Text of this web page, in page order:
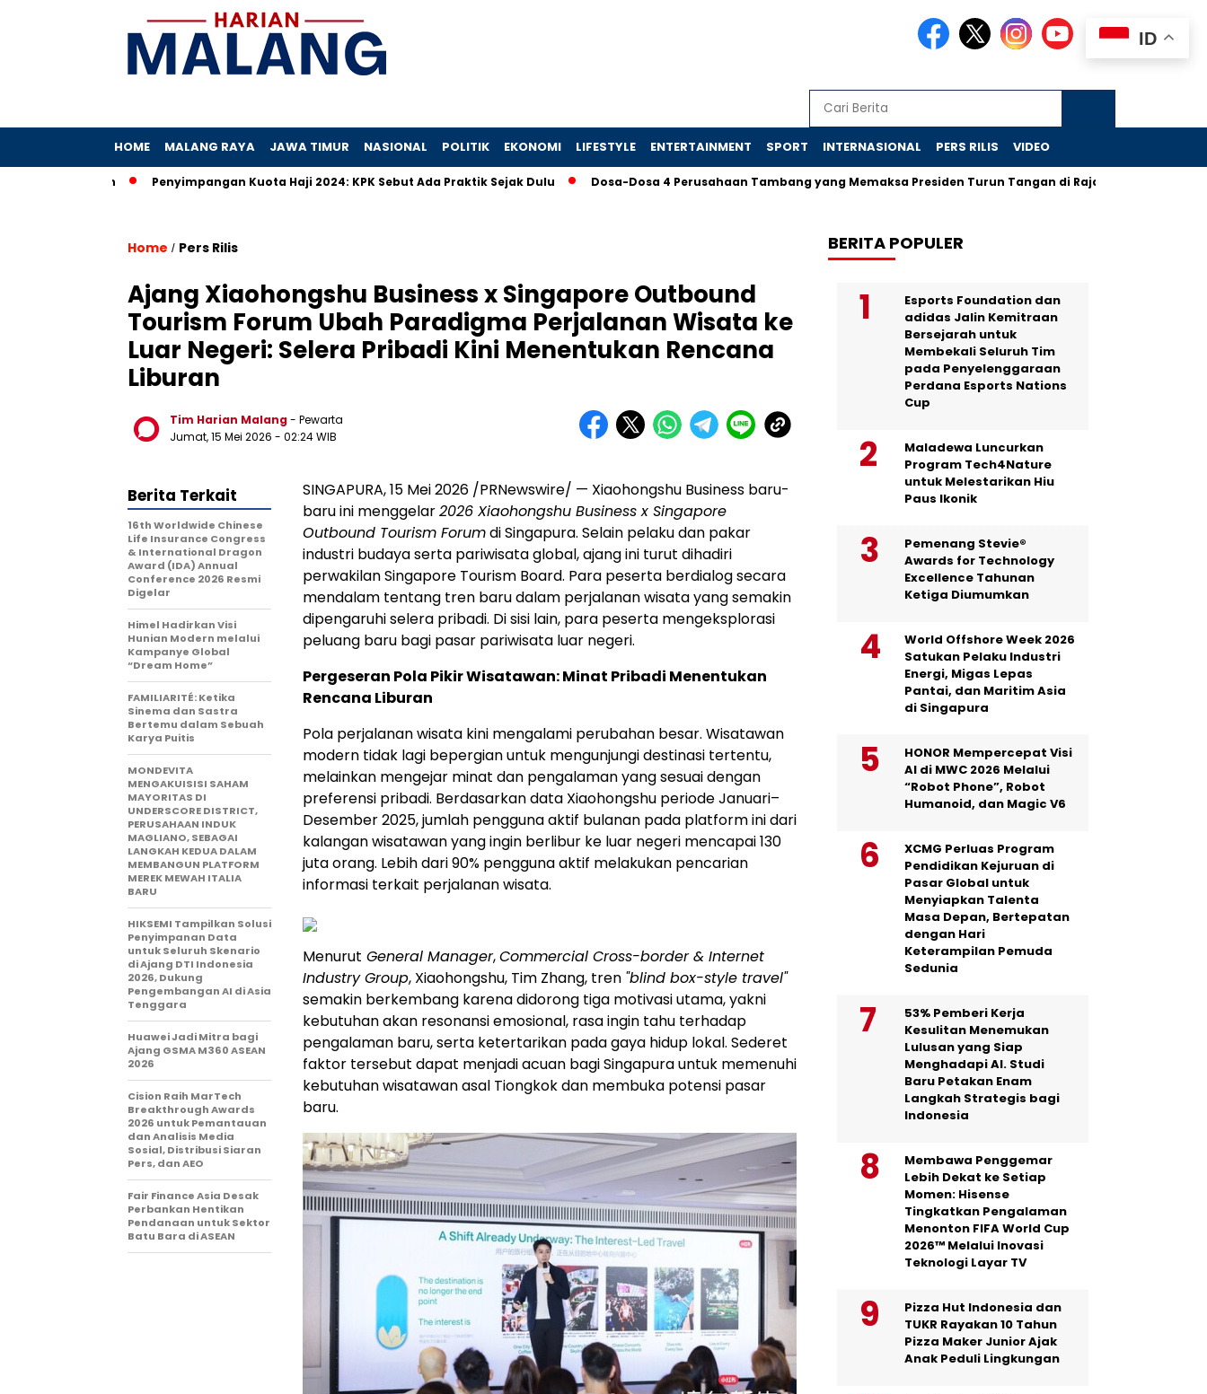
HOME MALANG RAYA JAWA TIMUR NASIONAL POLITIK EKONOMI LIFESTYLE ENTERTAINMENT SPORT INTERNASIONAL PERS RILIS VIDEO
Penyimpangan Kuota Haji 2024: KPK Sebut Ada Praktik Sejak Dulu Dosa-Dosa 4 Perusahaan Tambang yang Memaksa Presiden Turun Tangan di Raja Ampat
Home / Pers Rilis
Ajang Xiaohongshu Business x Singapore Outbound
Tourism Forum Ubah Paradigma Perjalanan Wisata ke
Luar Negeri: Selera Pribadi Kini Menentukan Rencana
Liburan
Tim Harian Malang- Pewarta
Jumat, 15 Mei 2026 - 02:24 WIB
SINGAPURA, 15 Mei 2026 /PRNewswire/ — Xiaohongshu Business baru-
baru ini menggelar2026 Xiaohongshu Business x Singapore
Outbound Tourism Forumdi Singapura. Selain pelaku dan pakar
industri budaya serta pariwisata global, ajang ini turut dihadiri
perwakilan Singapore Tourism Board. Para peserta berdialog secara
mendalam tentang tren baru dalam perjalanan wisata yang semakin
dipengaruhi selera pribadi. Di sisi lain, para peserta mengeksplorasi
peluang baru bagi pasar pariwisata luar negeri.
Pergeseran Pola Pikir Wisatawan: Minat Pribadi Menentukan
Rencana Liburan
Pola perjalanan wisata kini mengalami perubahan besar. Wisatawan
modern tidak lagi bepergian untuk mengunjungi destinasi tertentu,
melainkan mengejar minat dan pengalaman yang sesuai dengan
preferensi pribadi. Berdasarkan data Xiaohongshu periode Januari–
Desember 2025, jumlah pengguna aktif bulanan pada platform ini dari
kalangan wisatawan yang ingin berlibur ke luar negeri mencapai 130
juta orang. Lebih dari 90% pengguna aktif melakukan pencarian
informasi terkait perjalanan wisata.
Menurut General Manager,Commercial Cross-border & Internet
Industry Group, Xiaohongshu, Tim Zhang, tren "blind box-style travel"
semakin berkembang karena didorong tiga motivasi utama, yakni
kebutuhan akan resonansi emosional, rasa ingin tahu terhadap
pengalaman baru, serta ketertarikan pada gaya hidup lokal. Sederet
faktor tersebut dapat menjadi acuan bagi Singapura untuk memenuhi
kebutuhan wisatawan asal Tiongkok dan membuka potensi pasar
baru.
Berita Terkait
16th Worldwide Chinese
Life Insurance Congress
& International Dragon
Award (IDA) Annual
Conference 2026 Resmi
Digelar
Himel Hadirkan Visi
Hunian Modern melalui
Kampanye Global
“Dream Home”
FAMILIARITÉ: Ketika
Sinema dan Sastra
Bertemu dalam Sebuah
Karya Puitis
MONDEVITA
MENGAKUISISI SAHAM
MAYORITAS DI
UNDERSCORE DISTRICT,
PERUSAHAAN INDUK
MAGLIANO, SEBAGAI
LANGKAH KEDUA DALAM
MEMBANGUN PLATFORM
MEREK MEWAH ITALIA
BARU
HIKSEMI Tampilkan Solusi
Penyimpanan Data
untuk Seluruh Skenario
di Ajang DTI Indonesia
2026, Dukung
Pengembangan AI di Asia
Tenggara
Huawei Jadi Mitra bagi
Ajang GSMA M360 ASEAN
2026
Cision Raih MarTech
Breakthrough Awards
2026 untuk Pemantauan
dan Analisis Media
Sosial, Distribusi Siaran
Pers, dan AEO
Fair Finance Asia Desak
Perbankan Hentikan
Pendanaan untuk Sektor
Batu Bara di ASEAN
BERITA POPULER
Esports Foundation dan
adidas Jalin Kemitraan
Bersejarah untuk
Membekali Seluruh Tim
pada Penyelenggaraan
Perdana Esports Nations
Cup
Maladewa Luncurkan
Program Tech4Nature
untuk Melestarikan Hiu
Paus Ikonik
Pemenang Stevie®
Awards for Technology
Excellence Tahunan
Ketiga Diumumkan
World Offshore Week 2026
Satukan Pelaku Industri
Energi, Migas Lepas
Pantai, dan Maritim Asia
di Singapura
HONOR Mempercepat Visi
AI di MWC 2026 Melalui
“Robot Phone”, Robot
Humanoid, dan Magic V6
XCMG Perluas Program
Pendidikan Kejuruan di
Pasar Global untuk
Menyiapkan Talenta
Masa Depan, Bertepatan
dengan Hari
Keterampilan Pemuda
Sedunia
53% Pemberi Kerja
Kesulitan Menemukan
Lulusan yang Siap
Menghadapi AI. Studi
Baru Petakan Enam
Langkah Strategis bagi
Indonesia
Membawa Penggemar
Lebih Dekat ke Setiap
Momen: Hisense
Tingkatkan Pengalaman
Menonton FIFA World Cup
2026™ Melalui Inovasi
Teknologi Layar TV
Pizza Hut Indonesia dan
TUKR Rayakan 10 Tahun
Pizza Maker Junior Ajak
Anak Peduli Lingkungan
ID